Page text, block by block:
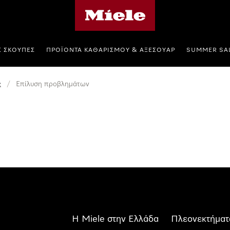
ΣΚΟΎΠΕΣ ΠΡΟΪΌΝΤΑ ΚΑΘΑΡΙΣΜΟΎ & ΑΞΕΣΟΥΆΡ SUMMER
/ Επίλυση προβλημάτων
Η Miele στην Ελλάδα